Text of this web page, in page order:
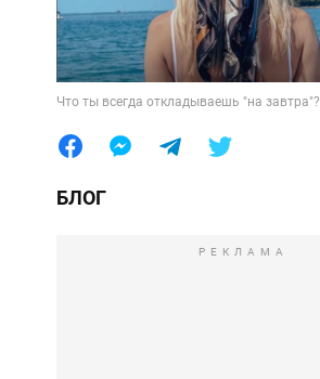
Жизнь
Лайфхаки
Что ты всегда откладываешь "на завтра"?
БЛОГ
РЕКЛАМА